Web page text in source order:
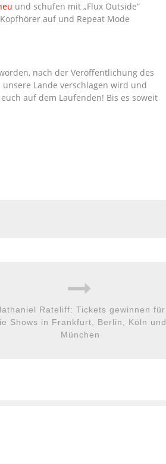
und schufen mit „Flux Outside“
auf und Repeat Mode
nach der Veröffentlichung des
Lande verschlagen wird und
auf dem Laufenden! Bis es soweit
Rateliff: Tickets gewinnen für
Shows in Frankfurt, Berlin, Köln und
München